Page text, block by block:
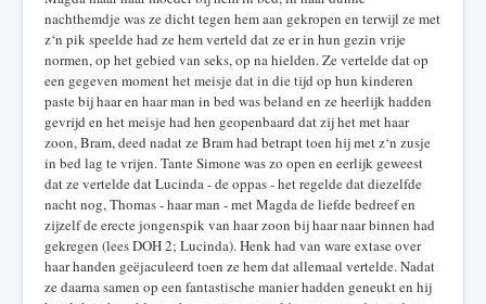
nachthemdje was ze dicht tegen hem aan gekropen en terwijl ze met
z‘n pik speelde had ze hem verteld dat ze er in hun gezin vrije
normen, op het gebied van seks, op na hielden. Ze vertelde dat op
een gegeven moment het meisje dat in die tijd op hun kinderen
paste bij haar en haar man in bed was beland en ze heerlijk hadden
gevrijd en het meisje had hen geopenbaard dat zij het met haar
zoon, Bram, deed nadat ze Bram had betrapt toen hij met z‘n zusje
in bed lag te vrijen. Tante Simone was zo open en eerlijk geweest
dat ze vertelde dat Lucinda - de oppas - het regelde dat diezelfde
nacht nog, Thomas - haar man - met Magda de liefde bedreef en
zijzelf de erecte jongenspik van haar zoon bij haar naar binnen had
gekregen (lees DOH 2; Lucinda). Henk had van ware extase over
haar handen geëjaculeerd toen ze hem dat allemaal vertelde. Nadat
ze daarna samen op een fantastische manier hadden geneukt en hij